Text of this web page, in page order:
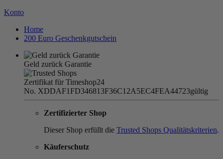
Konto
Home
200 Euro Geschenkgutschein
Geld zurück Garantie
Zertifikat für Timeshop24
No. XDDAF1FD346813F36C12A5EC4FEA44723gültig
Zertifizierter Shop
Dieser Shop erfüllt die Trusted Shops Qualitätskriterien.
Käuferschutz